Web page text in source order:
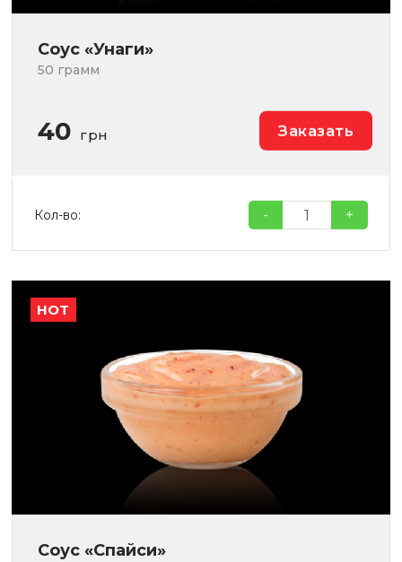
Соус «Унаги»
50 грамм
40 грн Заказать
Кол-во: - +
HOT
Соус «Спайси»